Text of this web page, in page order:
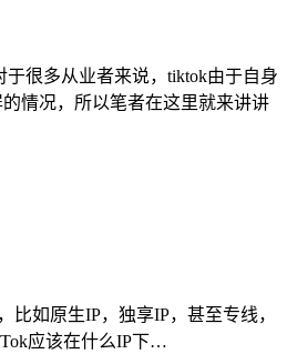
很多从业者来说，tiktok由于自身
情况，所以笔者在这里就来讲讲
如原生IP，独享IP，甚至专线，
应该在什么IP下…